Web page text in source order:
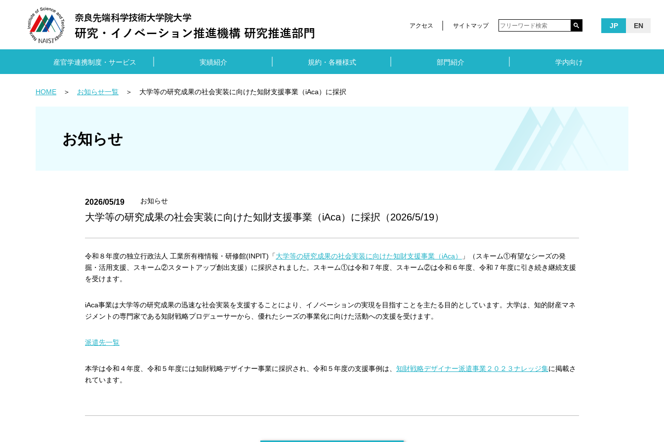
アクセス サイトマップ JP EN
産官学連携制度・サービス 実績紹介 規約・各種様式 部門紹介 学内向け
HOME お知らせ一覧 大学等の研究成果の社会実装に向けた知財支援事業（iAca）に採択
お知らせ
2026/05/19 お知らせ
大学等の研究成果の社会実装に向けた知財支援事業（iAca）に採択（2026/5/19）
令和８年度の独立行政法人 工業所有権情報・研修館(INPIT)「大学等の研究成果の社会実装に向けた知財支援事業（iAca）
」（スキーム①有望なシーズの発
掘・活用支援、スキーム②スタートアップ創出支援）に採択されました。スキーム①は令和７年度、スキーム②は令和６年度、令和７年度に引き続き継続支援
を受けます。
iAca事業は大学等の研究成果の迅速な社会実装を支援することにより、イノベーションの実現を目指すことを主たる目的としています。大学は、知的財産マネ
ジメントの専門家である知財戦略プロデューサーから、優れたシーズの事業化に向けた活動への支援を受けます。
派遣先一覧
本学は令和４年度、令和５年度には知財戦略デザイナー事業に採択され、令和５年度の支援事例は、 知財戦略デザイナー派遣事業２０２３ナレッジ集に掲載さ
れています。